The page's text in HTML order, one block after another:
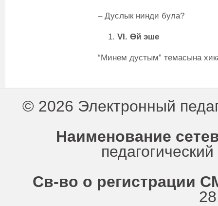
– Дуслык нинди була?
VI. Өй эше
“Минем дустым” темасына
© 2026 Электронный
Наименование
Св-во о регистрации